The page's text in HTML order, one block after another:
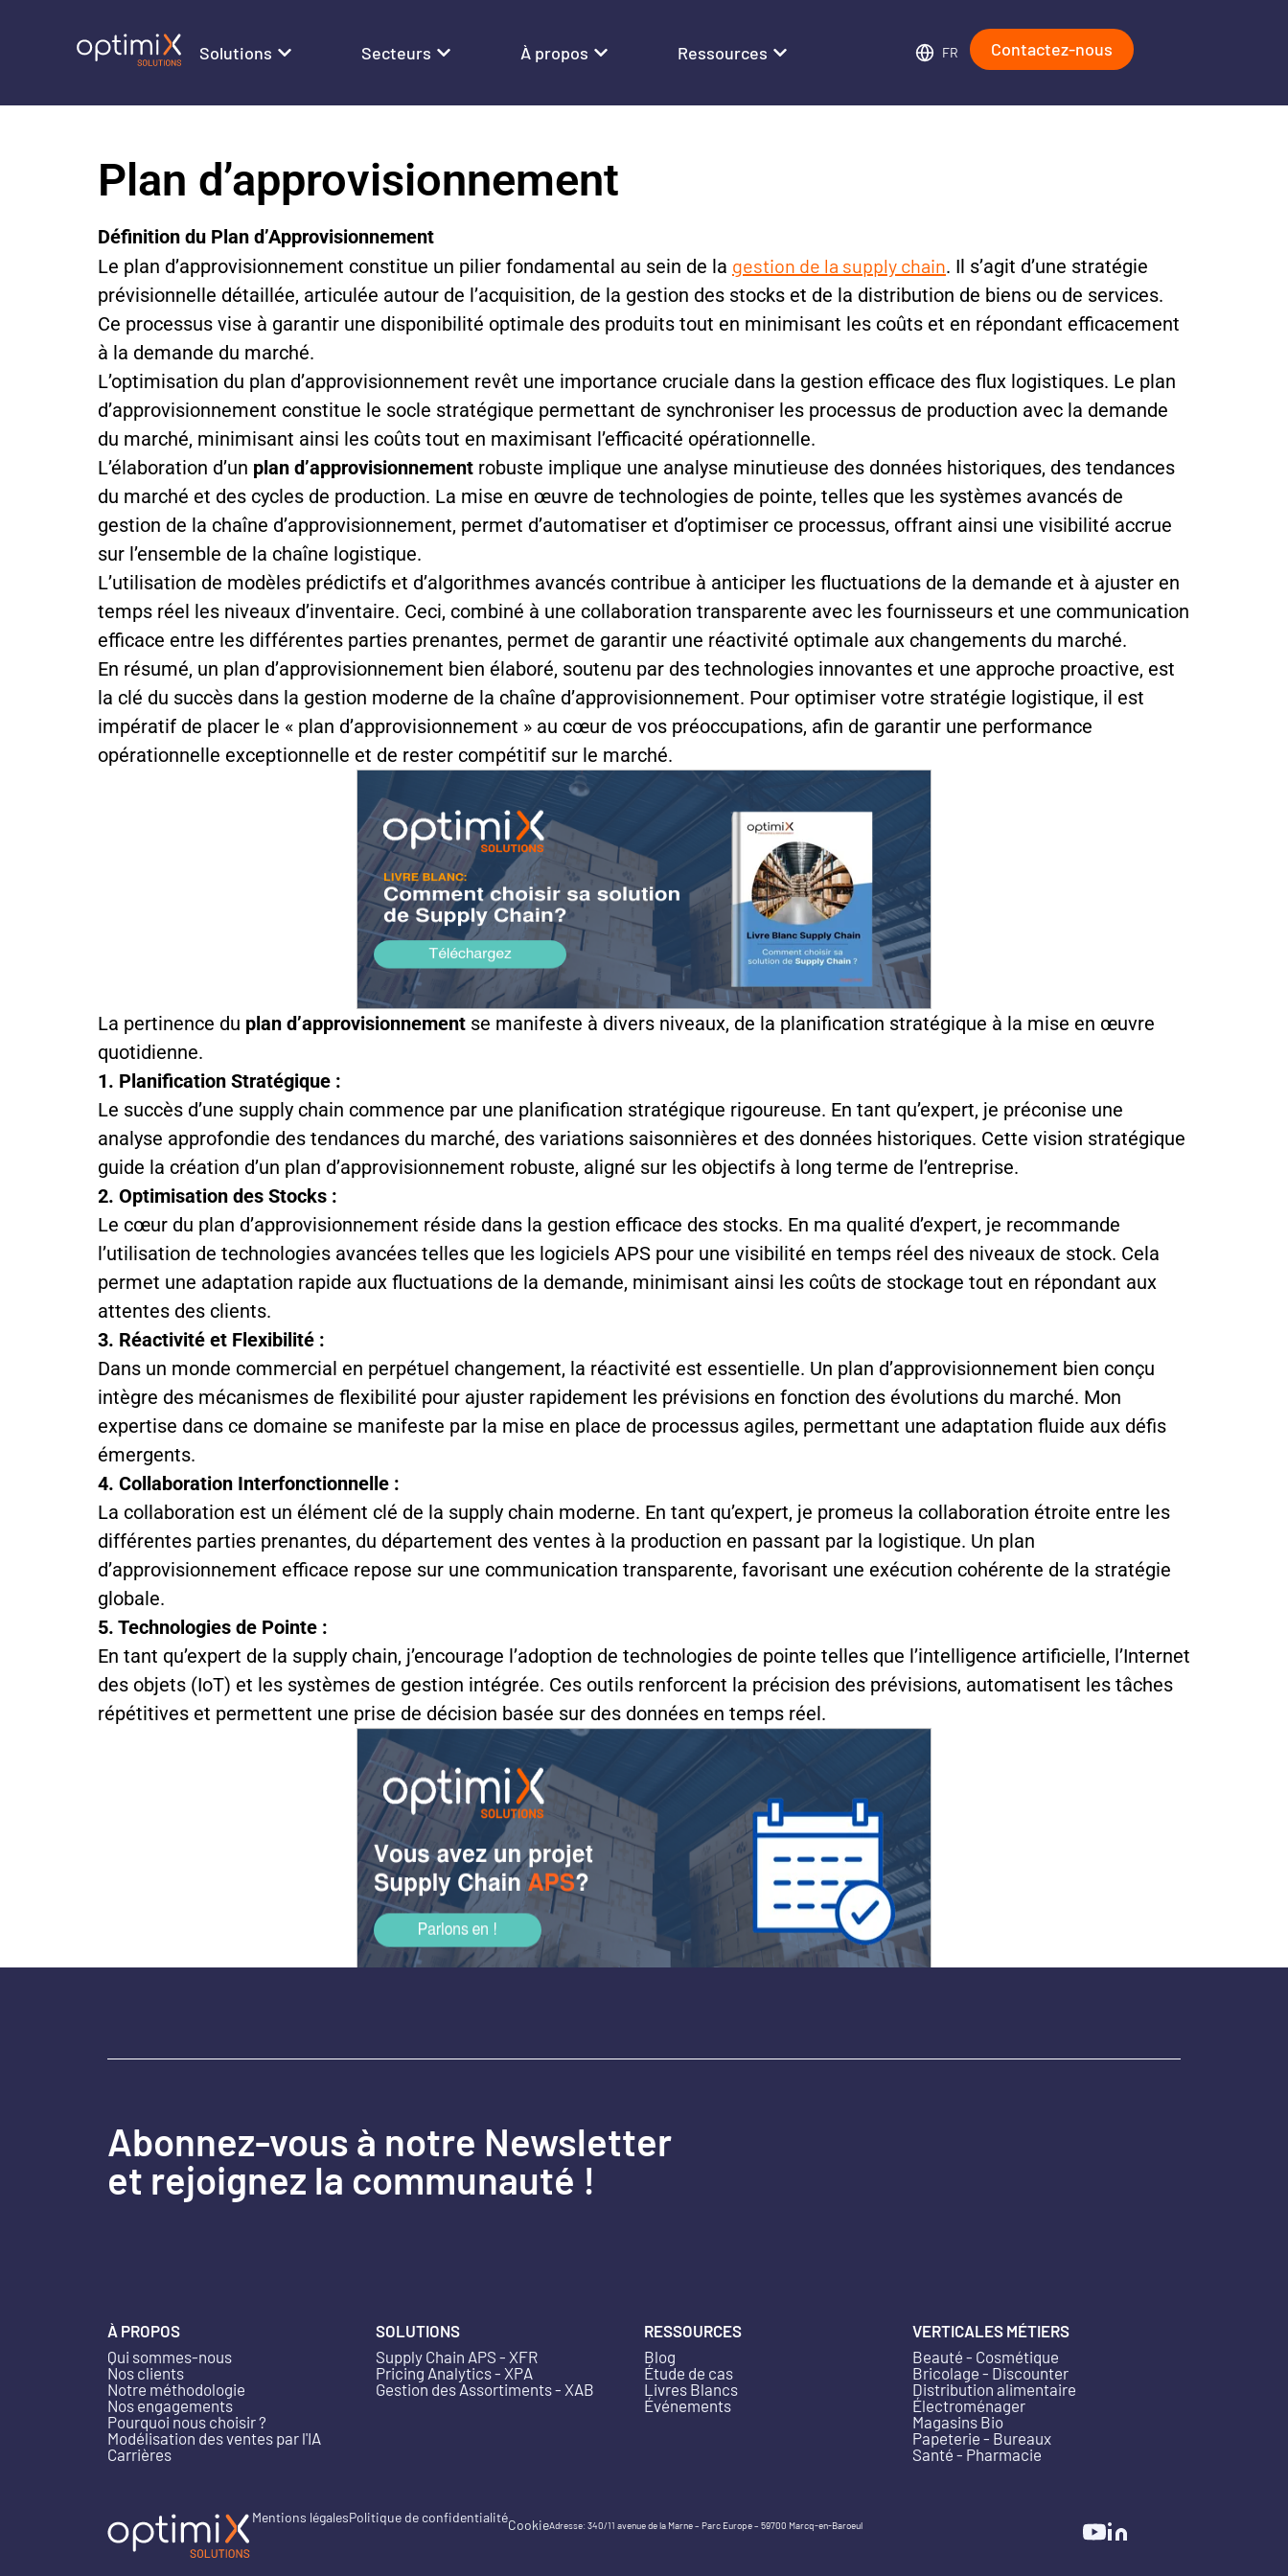
Solutions Secteurs À propos Ressources FR Contactez-nous
Plan d’approvisionnement
Définition du Plan d’Approvisionnement
Le plan d’approvisionnement constitue un pilier fondamental au sein de la gestion de la supply chain. Il s’agit d’une stratégie
prévisionnelle détaillée, articulée autour de l’acquisition, de la gestion des stocks et de la distribution de biens ou de services.
Ce processus vise à garantir une disponibilité optimale des produits tout en minimisant les coûts et en répondant efficacement
à la demande du marché.
L’optimisation du plan d’approvisionnement revêt une importance cruciale dans la gestion efficace des flux logistiques. Le plan
d’approvisionnement constitue le socle stratégique permettant de synchroniser les processus de production avec la demande
du marché, minimisant ainsi les coûts tout en maximisant l’efficacité opérationnelle.
L’élaboration d’un plan d’approvisionnement robuste implique une analyse minutieuse des données historiques, des tendances
du marché et des cycles de production. La mise en œuvre de technologies de pointe, telles que les systèmes avancés de
gestion de la chaîne d’approvisionnement, permet d’automatiser et d’optimiser ce processus, offrant ainsi une visibilité accrue
sur l’ensemble de la chaîne logistique.
L’utilisation de modèles prédictifs et d’algorithmes avancés contribue à anticiper les fluctuations de la demande et à ajuster en
temps réel les niveaux d’inventaire. Ceci, combiné à une collaboration transparente avec les fournisseurs et une communication
efficace entre les différentes parties prenantes, permet de garantir une réactivité optimale aux changements du marché.
En résumé, un plan d’approvisionnement bien élaboré, soutenu par des technologies innovantes et une approche proactive, est
la clé du succès dans la gestion moderne de la chaîne d’approvisionnement. Pour optimiser votre stratégie logistique, il est
impératif de placer le « plan d’approvisionnement » au cœur de vos préoccupations, afin de garantir une performance
opérationnelle exceptionnelle et de rester compétitif sur le marché.
La pertinence du plan d’approvisionnement se manifeste à divers niveaux, de la planification stratégique à la mise en œuvre
quotidienne.
1. Planification Stratégique :
Le succès d’une supply chain commence par une planification stratégique rigoureuse. En tant qu’expert, je préconise une
analyse approfondie des tendances du marché, des variations saisonnières et des données historiques. Cette vision stratégique
guide la création d’un plan d’approvisionnement robuste, aligné sur les objectifs à long terme de l’entreprise.
2. Optimisation des Stocks :
Le cœur du plan d’approvisionnement réside dans la gestion efficace des stocks. En ma qualité d’expert, je recommande
l’utilisation de technologies avancées telles que les logiciels APS pour une visibilité en temps réel des niveaux de stock. Cela
permet une adaptation rapide aux fluctuations de la demande, minimisant ainsi les coûts de stockage tout en répondant aux
attentes des clients.
3. Réactivité et Flexibilité :
Dans un monde commercial en perpétuel changement, la réactivité est essentielle. Un plan d’approvisionnement bien conçu
intègre des mécanismes de flexibilité pour ajuster rapidement les prévisions en fonction des évolutions du marché. Mon
expertise dans ce domaine se manifeste par la mise en place de processus agiles, permettant une adaptation fluide aux défis
émergents.
4. Collaboration Interfonctionnelle :
La collaboration est un élément clé de la supply chain moderne. En tant qu’expert, je promeus la collaboration étroite entre les
différentes parties prenantes, du département des ventes à la production en passant par la logistique. Un plan
d’approvisionnement efficace repose sur une communication transparente, favorisant une exécution cohérente de la stratégie
globale.
5. Technologies de Pointe :
En tant qu’expert de la supply chain, j’encourage l’adoption de technologies de pointe telles que l’intelligence artificielle, l’Internet
des objets (IoT) et les systèmes de gestion intégrée. Ces outils renforcent la précision des prévisions, automatisent les tâches
répétitives et permettent une prise de décision basée sur des données en temps réel.
Abonnez-vous à notre Newsletter
et rejoignez la communauté !
À PROPOS
Qui sommes-nous
Nos clients
Notre méthodologie
Nos engagements
Pourquoi nous choisir ?
Modélisation des ventes par l'IA
Carrières
SOLUTIONS
Supply Chain APS - XFR
Pricing Analytics - XPA
Gestion des Assortiments - XAB
RESSOURCES
Blog
Étude de cas
Livres Blancs
Événements
VERTICALES MÉTIERS
Beauté - Cosmétique
Bricolage - Discounter
Distribution alimentaire
Électroménager
Magasins Bio
Papeterie - Bureaux
Santé - Pharmacie
Mentions légalesPolitique de confidentialitéCookieAdresse: 340/11 avenue de la Marne – Parc Europe – 59700 Marcq-en-Baroeul